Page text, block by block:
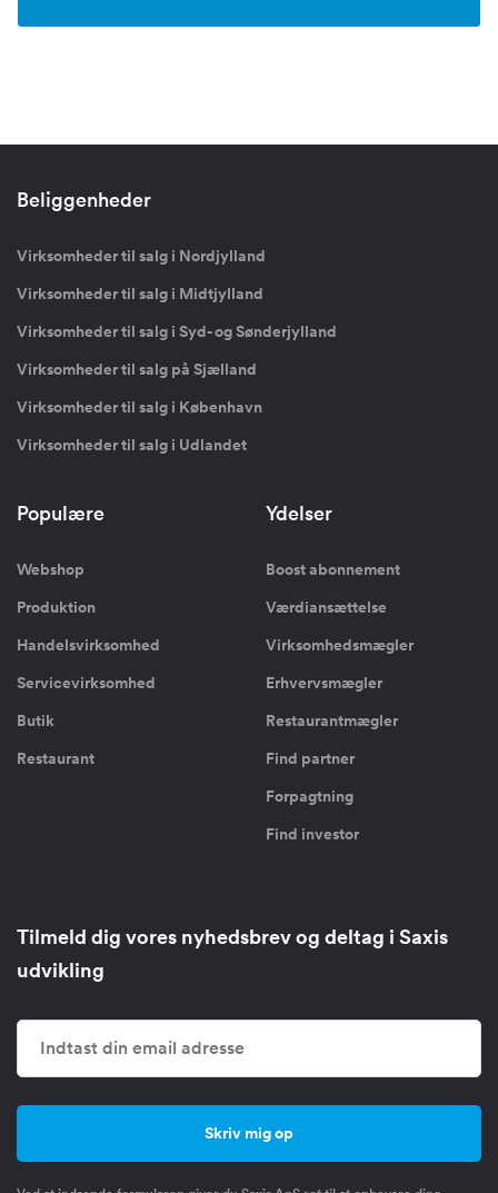
Beliggenheder
Virksomheder til salg i Nordjylland
Virksomheder til salg i Midtjylland
Virksomheder til salg i Syd- og Sønderjylland
Virksomheder til salg på Sjælland
Virksomheder til salg i København
Virksomheder til salg i Udlandet
Populære
Webshop
Produktion
Handelsvirksomhed
Servicevirksomhed
Butik
Restaurant
Ydelser
Boost abonnement
Værdiansættelse
Virksomhedsmægler
Erhvervsmægler
Restaurantmægler
Find partner
Forpagtning
Find investor
Tilmeld dig vores nyhedsbrev og deltag i Saxis
udvikling